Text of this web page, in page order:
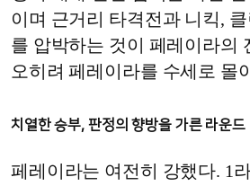
이며 근거리 타격전과 니킥,
를 압박하는 것이 페레이라의
오히려 페레이라를 수세로 몰
치열한 승부, 판정의 향방을 가른 라운드
페레이라는 여전히 강했다. 1